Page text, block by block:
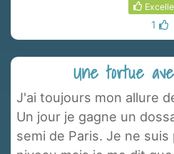
1
Une tortue
J'ai toujours mon allure
Un jour je gagne un
semi de Paris. Je ne